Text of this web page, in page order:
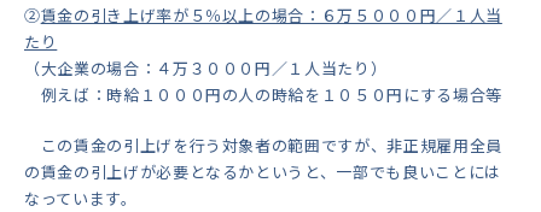
②賃金の引き上げ率が５％以上の場合：６万５０００円／１人当
たり
（大企業の場合：４万３０００円／１人当たり）
例えば：時給１０００円の人の時給を１０５０円にする場合等
この賃金の引上げを行う対象者の範囲ですが、非正規雇用全員
の賃金の引上げが必要となるかというと、一部でも良いことには
なっています。